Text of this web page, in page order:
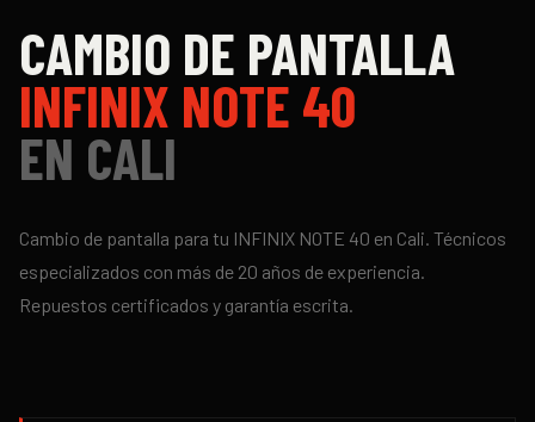
CAMBIO DE PANTALLA
INFINIX NOTE 40
EN CALI
Cambio de pantalla para tu INFINIX NOTE 40 en Cali. Técnicos
especializados con más de 20 años de experiencia.
Repuestos certificados y garantía escrita.